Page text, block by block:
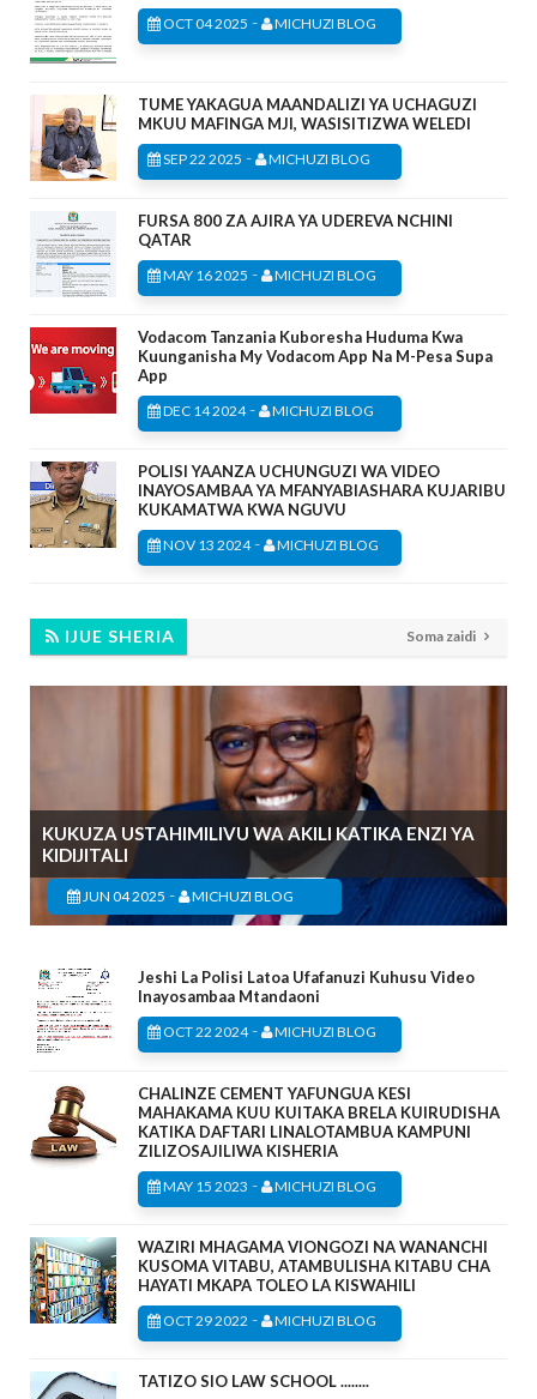
OCT 04 2025 - MICHUZI BLOG
TUME YAKAGUA MAANDALIZI YA UCHAGUZI
MKUU MAFINGA MJI, WASISITIZWA WELEDI
SEP 22 2025 - MICHUZI BLOG
FURSA 800 ZA AJIRA YA UDEREVA NCHINI
QATAR
MAY 16 2025 - MICHUZI BLOG
Vodacom Tanzania Kuboresha Huduma Kwa
Kuunganisha My Vodacom App Na M-Pesa Supa
App
DEC 14 2024- MICHUZI BLOG
POLISI YAANZA UCHUNGUZI WA VIDEO
INAYOSAMBAA YA MFANYABIASHARA KUJARIBU
KUKAMATWA KWA NGUVU
NOV 13 2024- MICHUZI BLOG
IJUE SHERIA Soma zaidi
KUKUZA USTAHIMILIVU WA AKILI KATIKA ENZI YA
KIDIJITALI
JUN 04 2025 - MICHUZI BLOG
Jeshi La Polisi Latoa Ufafanuzi Kuhusu Video
Inayosambaa Mtandaoni
OCT 22 2024- MICHUZI BLOG
CHALINZE CEMENT YAFUNGUA KESI
MAHAKAMA KUU KUITAKA BRELA KUIRUDISHA
KATIKA DAFTARI LINALOTAMBUA KAMPUNI
ZILIZOSAJILIWA KISHERIA
MAY 15 2023 - MICHUZI BLOG
WAZIRI MHAGAMA VIONGOZI NA WANANCHI
KUSOMA VITABU, ATAMBULISHA KITABU CHA
HAYATI MKAPA TOLEO LA KISWAHILI
OCT 29 2022 - MICHUZI BLOG
TATIZO SIO LAW SCHOOL ........